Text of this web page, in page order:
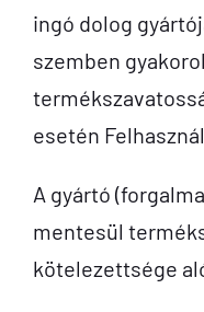
ingó dolog
szemben
esetén
A gyártó
mentesül
kötelezettsége